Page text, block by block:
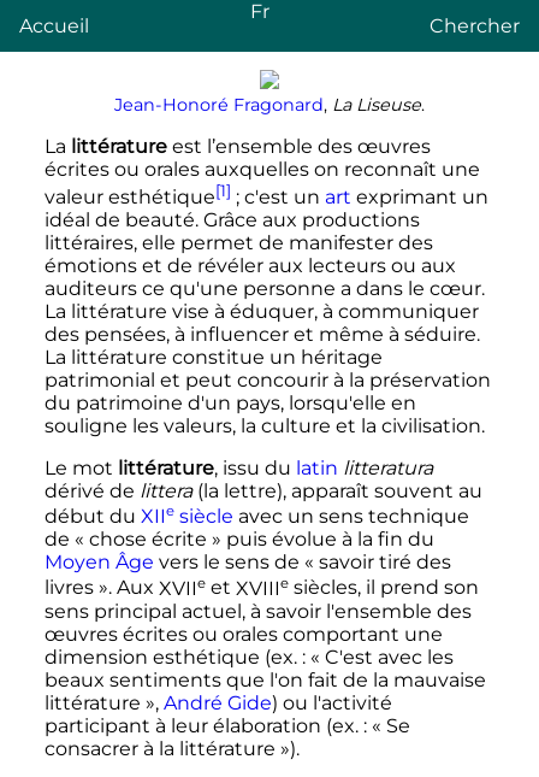
Accueil
Fr
Chercher
Jean-Honoré Fragonard, La Liseuse.
La littératureest l’ensemble des œuvres
écrites ou orales auxquelles on reconnaît une
valeur esthétique[1] ; c'est un art exprimant un
idéal de beauté. Grâce aux productions
littéraires, elle permet de manifester des
émotions et de révéler aux lecteurs ou aux
auditeurs ce qu'une personne a dans le cœur.
La littérature vise à éduquer, à communiquer
des pensées, à influencer et même à séduire.
La littérature constitue un héritage
patrimonial et peut concourir à la préservation
du patrimoine d'un pays, lorsqu'elle en
souligne les valeurs, la culture et la civilisation.
Le mot littérature, issu du latin litteratura
dérivé de littera(la lettre), apparaît souvent au
début du XIIesiècle avec un sens technique
de « chose écrite » puis évolue à la fin du
Moyen Âge vers le sens de « savoir tiré des
livres ». Aux XVIIe et XVIIIe siècles, il prend son
sens principal actuel, à savoir l'ensemble des
œuvres écrites ou orales comportant une
dimension esthétique (ex. : « C'est avec les
beaux sentiments que l'on fait de la mauvaise
littérature », André Gide) ou l'activité
participant à leur élaboration (ex. : « Se
consacrer à la littérature »).